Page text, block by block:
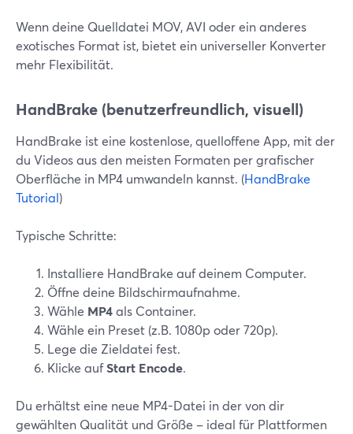
Wenn deine Quelldatei MOV, AVI oder ein anderes
exotisches Format ist, bietet ein universeller Konverter
mehr Flexibilität.
HandBrake (benutzerfreundlich, visuell)
HandBrake ist eine kostenlose, quelloffene App, mit der
du Videos aus den meisten Formaten per grafischer
Oberfläche in MP4 umwandeln kannst. (HandBrake
Tutorial)
Typische Schritte:
Installiere HandBrake auf deinem Computer.
Öffne deine Bildschirmaufnahme.
Wähle MP4als Container.
Wähle ein Preset (z.B. 1080p oder 720p).
Lege die Zieldatei fest.
Klicke aufStart Encode.
Du erhältst eine neue MP4-Datei in der von dir
gewählten Qualität und Größe – ideal für Plattformen